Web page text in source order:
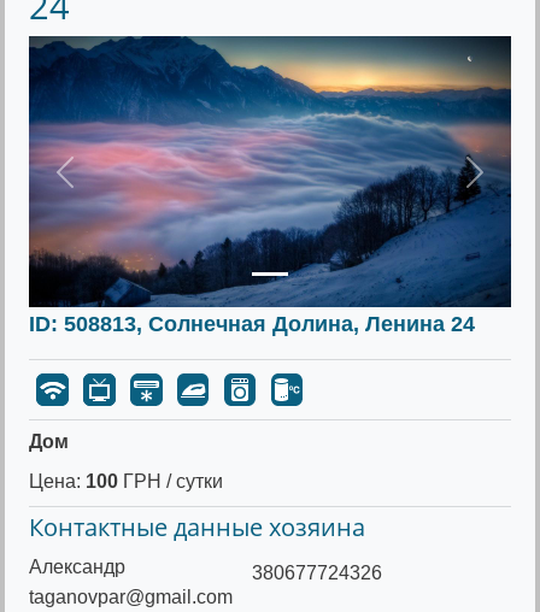
Предыдущее
ID: 508813, Солнечная Долина, Ленина 24
Дом
Цена: 100 ГРН / сутки
Контактные данные хозяина
Александр
taganovpar@gmail.com
380677724326